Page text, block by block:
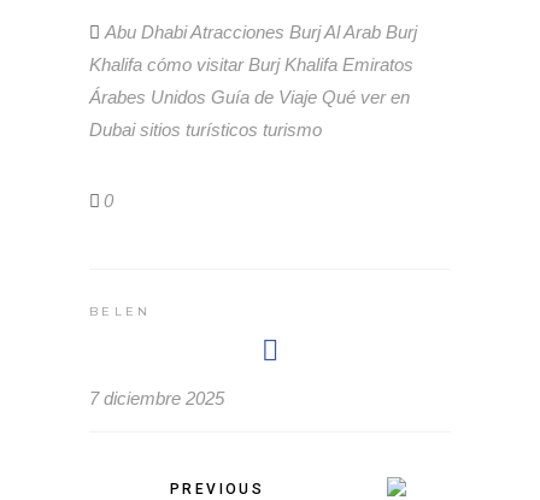
Abu DhabiAtracciones Burj Al Arab Burj
Khalifa cómo visitar Burj Khalifa Emiratos
Árabes Unidos Guía de Viaje Qué ver en
Dubai sitios turísticos turismo
0
BELEN
7 diciembre 2025
PREVIOUS